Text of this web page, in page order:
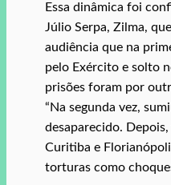
Essa dinâmica foi
Júlio Serpa, Zilma,
audiência que na
pelo Exército e solto
prisões foram por
“Na segunda vez,
desaparecido.
Curitiba e
torturas como